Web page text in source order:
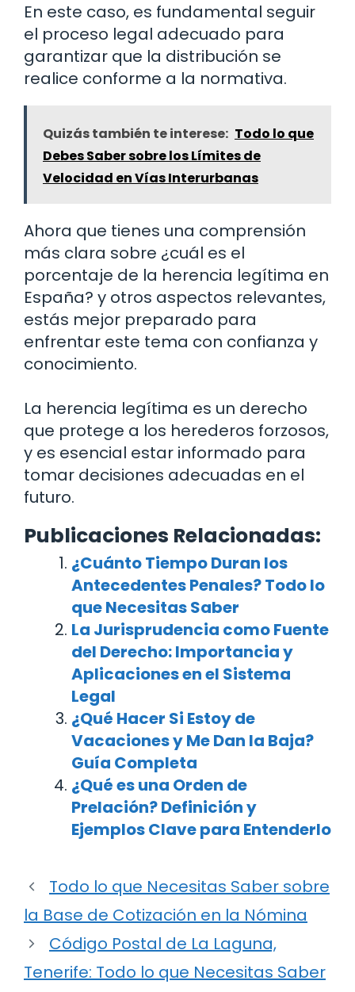
En este caso, es fundamental seguir
el proceso legal adecuado para
garantizar que la distribución se
realice conforme a la normativa.
Quizás también te interese: Todo lo que
Debes Saber sobre los Límites de
Velocidad en Vías Interurbanas
Ahora que tienes una comprensión
más clara sobre ¿cuál es el
porcentaje de la herencia legítima en
España? y otros aspectos relevantes,
estás mejor preparado para
enfrentar este tema con confianza y
conocimiento.
La herencia legítima es un derecho
que protege a los herederos forzosos,
y es esencial estar informado para
tomar decisiones adecuadas en el
futuro.
Publicaciones Relacionadas:
¿Cuánto Tiempo Duran los
Antecedentes Penales? Todo lo
que Necesitas Saber
La Jurisprudencia como Fuente
del Derecho: Importancia y
Aplicaciones en el Sistema
Legal
¿Qué Hacer Si Estoy de
Vacaciones y Me Dan la Baja?
Guía Completa
¿Qué es una Orden de
Prelación? Definición y
Ejemplos Clave para Entenderlo
Todo lo que Necesitas Saber sobre
la Base de Cotización en la Nómina
Código Postal de La Laguna,
Tenerife: Todo lo que Necesitas Saber